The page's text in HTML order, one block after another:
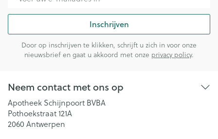
Inschrijven
Door op inschrijven te klikken, schrijft u zich in voor onze
nieuwsbrief en gaat u akkoord met onze privacy policy.
Neem contact met ons op
Apotheek Schijnpoort BVBA
Pothoekstraat 121A
2060 Antwerpen